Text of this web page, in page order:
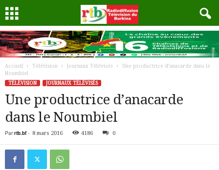
Accueil Télévision Journaux Télévisés
Une productrice d’anacarde dans le
Noumbiel
TÉLÉVISION
JOURNAUX TÉLÉVISÉS
Une productrice d’anacarde
dans le Noumbiel
Par rtb.bf- 8 mars 2016 4186 0